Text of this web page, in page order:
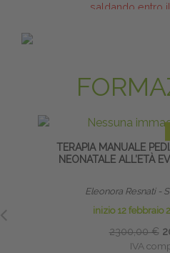
saldando entro
TERAPIA MANUALE
NEONATALE ALL’ETÀ
Eleonora Resnati -
inizio 12 febbraio
2300,00 €
IVA